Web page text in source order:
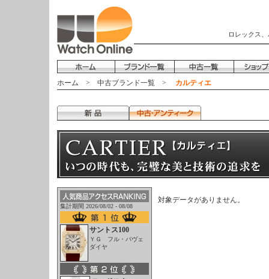
ロレックス
ホーム > 中古ブランド一覧 > カルティエ
集計期間 2026/08/02 - 08/08
サントス100
ＹＧ フル・パヴェ
ダイヤ
対象データがありません。